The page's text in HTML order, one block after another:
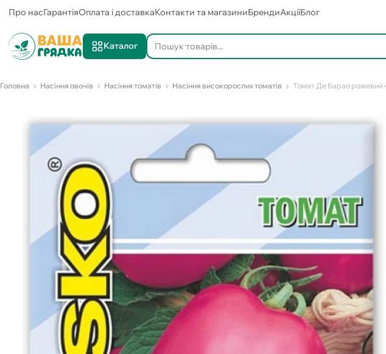
Про насГарантіяОплата і доставкаКонтакти та магазиниБрендиАкціїБлог
Каталог
Головна Насіння овочів Насіння томатів Насіння високорослих томатів Томат Де Барао рожевий